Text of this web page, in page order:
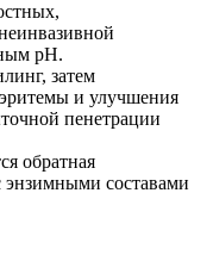
pH.
затем
и улучшения
пенетрации
обратная
энзимными составами